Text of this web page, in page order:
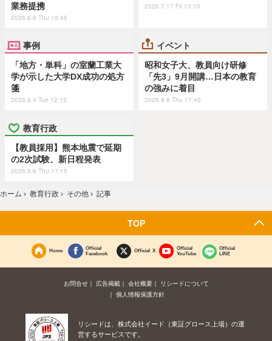
業務提携
2026.8.6 Thu 15:45
2026.7.17 Fri 13:15
事例
「地方・単科」の室蘭工業大
学が示した大学DX成功の処方
箋
2026.8.4 Tue 12:15
イベント
昭和女子大、教員向け研修
「先3」9月開講…日本の教育
の強みに着目
2026.8.6 Thu 17:45
教育行政
【教員採用】熊本地震で延期
の2次試験、新日程発表
2026.8.6 Thu 17:15
ホーム › 教育行政 › その他 › 記事
TOP
Home
Official
Facebook
Official X
Official
YouTube
Official
LINE
お問合せ 広告掲載 会社概要
リシードについて
個人情報保護方針
リシードは、株式会社イード（東証グロース上場）の運
営するサービスです。